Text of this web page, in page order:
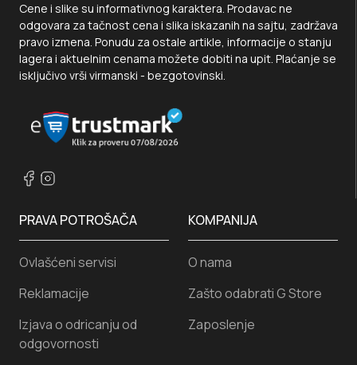
Cene i slike su informativnog karaktera. Prodavac ne
odgovara za tačnost cena i slika iskazanih na sajtu, zadržava
pravo izmena. Ponudu za ostale artikle, informacije o stanju
lagera i aktuelnim cenama možete dobiti na upit. Plaćanje se
isključivo vrši virmanski - bezgotovinski.
PRAVA POTROŠAČA
Ovlašćeni servisi
Reklamacije
Izjava o odricanju od
odgovornosti
KOMPANIJA
O nama
Zašto odabrati G Store
Zaposlenje